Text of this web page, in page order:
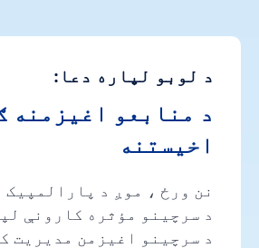
د لوبو لپاره دعا:
د منابعو اغیزمنه
اخیستنه
نن ورځ ، موږ د پارالمپیک
د سرچینو مؤثره کارونې
د سرچینو اغیزمن مدیریت